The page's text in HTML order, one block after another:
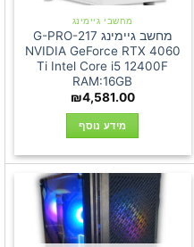
מחשבי גיימינג
מחשב גיימינג G-PRO-217
NVIDIA GeForce RTX 4060
Ti Intel Core i5 12400F
RAM:16GB
₪4,581.00
מידע נוסף